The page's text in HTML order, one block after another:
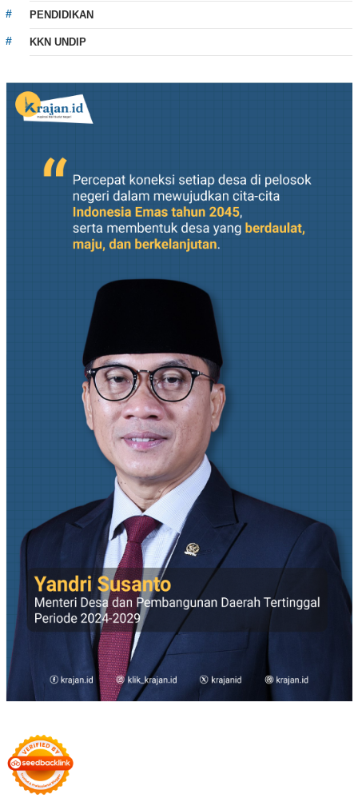
PENDIDIKAN
KKN UNDIP